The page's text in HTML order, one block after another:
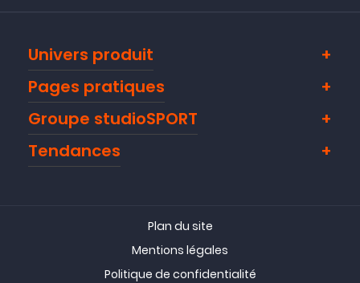
Univers produit
Pages pratiques
Groupe studioSPORT
Tendances
Plan du site
Mentions légales
Politique de confidentialité